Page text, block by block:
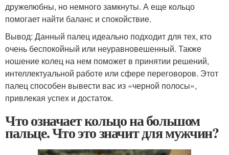
дружелюбны, но немного замкнуты. А еще кольцо
помогает найти баланс и спокойствие.
Вывод: Данный палец идеально подходит для тех, кто
очень беспокойный или неуравновешенный. Также
ношение колец на нем поможет в принятии решений,
интеллектуальной работе или сфере переговоров. Этот
палец способен вывести вас из «черной полосы»,
привлекая успех и достаток.
Что означает кольцо на большом
пальце. Что это значит для мужчин?